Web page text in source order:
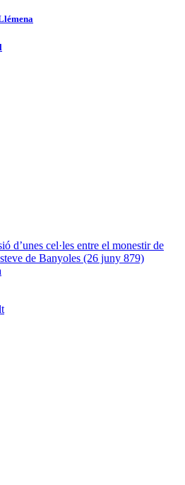
d’unes cel·les entre el monestir de
de Banyoles (26 juny 879)